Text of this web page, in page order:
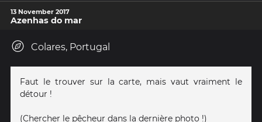
13 November 2017
Azenhas do mar
Colares, Portugal
Faut le trouver sur la carte, mais vaut vraiment le
détour !
(Chercher le pêcheur dans la dernière photo !)